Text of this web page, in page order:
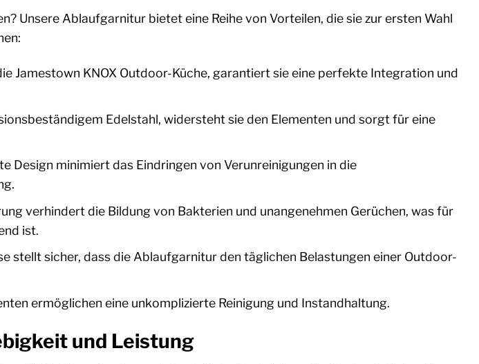
Unsere Ablaufgarnitur bietet eine Reihe von Vorteilen, die sie zur ersten Wahl
Jamestown KNOX Outdoor-Küche, garantiert sie eine perfekte Integration und
Edelstahl, widersteht sie den Elementen und sorgt für eine
Design minimiert das Eindringen von Verunreinigungen in die
verhindert die Bildung von Bakterien und unangenehmen Gerüchen, was für
ist.
stellt sicher, dass die Ablaufgarnitur den täglichen Belastungen einer Outdoor-
ermöglichen eine unkomplizierte Reinigung und Instandhaltung.
und Leistung